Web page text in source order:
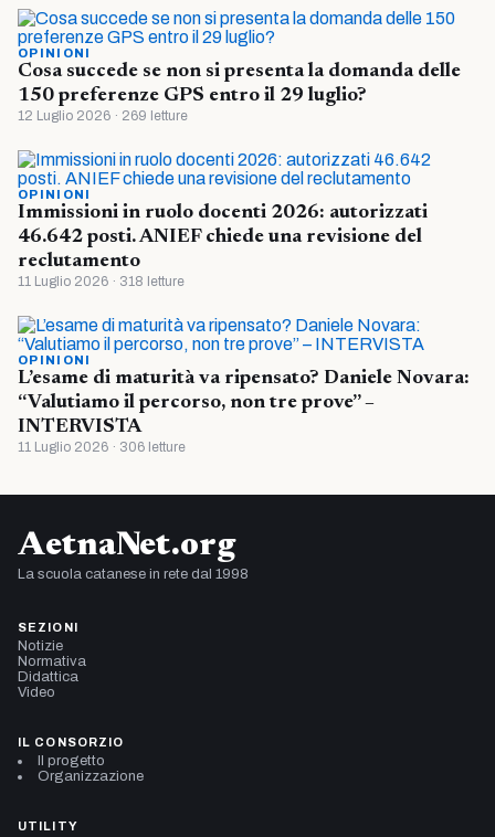
OPINIONI
Cosa succede se non si presenta la domanda delle
150 preferenze GPS entro il 29 luglio?
12 Luglio 2026 · 269 letture
OPINIONI
Immissioni in ruolo docenti 2026: autorizzati
46.642 posti. ANIEF chiede una revisione del
reclutamento
11 Luglio 2026 · 318 letture
OPINIONI
L’esame di maturità va ripensato? Daniele Novara:
“Valutiamo il percorso, non tre prove” –
INTERVISTA
11 Luglio 2026 · 306 letture
AetnaNet.org
La scuola catanese in rete dal 1998
SEZIONI
Notizie
Normativa
Didattica
Video
IL CONSORZIO
Il progetto
Organizzazione
UTILITY